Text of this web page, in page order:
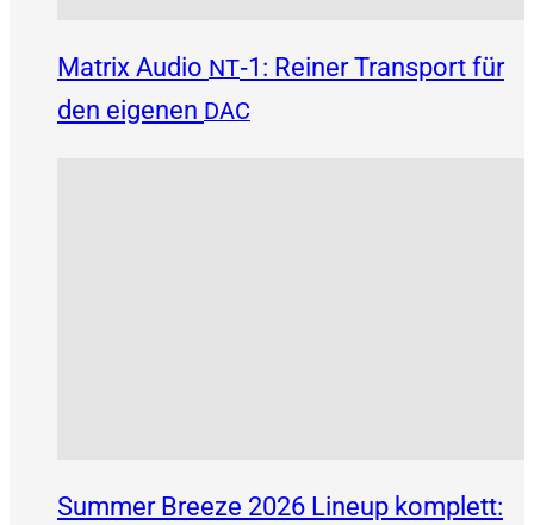
Matrix Audio NT‑1: Reiner Transport für
den eigenen DAC
Summer Breeze 2026 Lineup komplett: